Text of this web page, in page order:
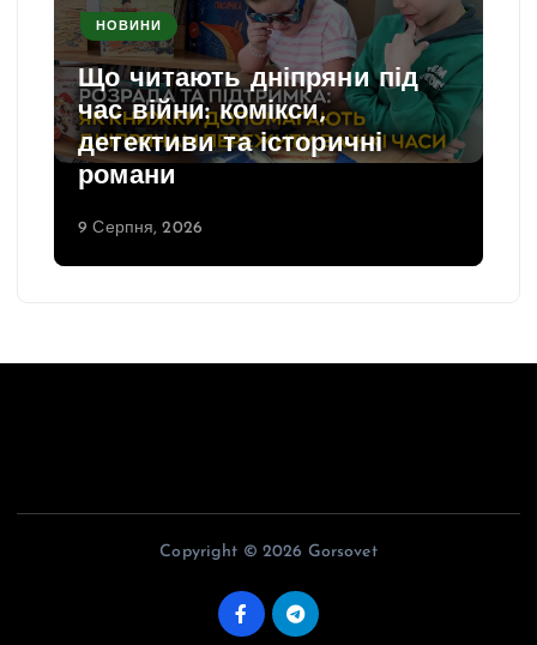
НОВИНИ
Що читають дніпряни під
час війни: комікси,
детективи та історичні
романи
9 Серпня, 2026
Copyright © 2026 Gorsovet